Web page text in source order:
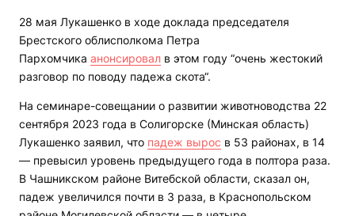
28 мая Лукашенко в ходе доклада председателя
Брестского облисполкома Петра
Пархомчика анонсировал в этом году “очень жестокий
разговор по поводу падежа скота“.
На семинаре-совещании о развитии животноводства 22
сентября 2023 года в Солигорске (Минская область)
Лукашенко заявил, что падеж вырос в 53 районах, в 14
— превысил уровень предыдущего года в полтора раза.
В Чашникском районе Витебской области, сказал он,
падеж увеличился почти в 3 раза, в Краснопольском